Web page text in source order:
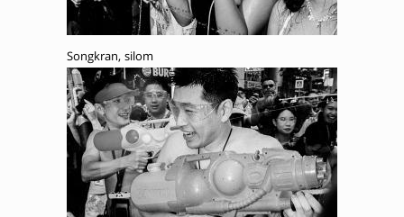
Songkran, silom